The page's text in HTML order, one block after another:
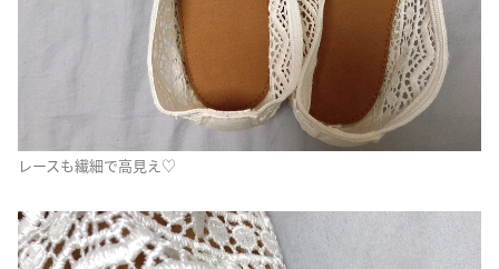
レースも繊細で高見え♡